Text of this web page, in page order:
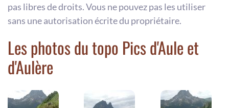
pas libres de droits. Vous ne pouvez pas les utiliser
sans une autorisation écrite du propriétaire.
Les photos du topo Pics d'Aule et
d'Aulère